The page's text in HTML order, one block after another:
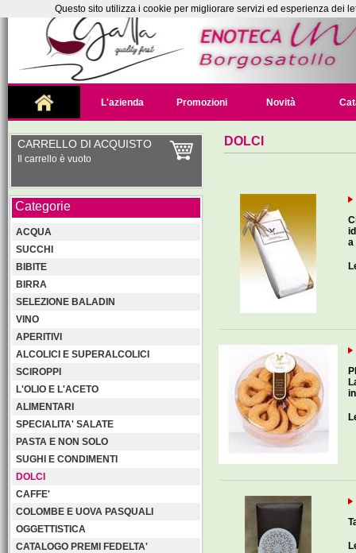
L'azienda Promozioni Novità
CARRELLO DI ACQUISTO
Il carrello è vuoto
Categorie
ACQUA
SUCCHI
BIBITE
BIRRA
SELEZIONE BALADIN
VINO
APERITIVI
ALCOLICI E SUPERALCOLICI
SCIROPPI
L'OLIO E L'ACETO
ALIMENTARI
SPECIALITA' SALATE
PASTA E NON SOLO
SUGHI E CONDIMENTI
DOLCI
CAFFE'
COLOMBE E UOVA PASQUALI
OGGETTISTICA
CATALOGO PREMI FEDELTA'
DOLCI
a
Questo sito utilizza i cookie per migliorare servizi ed esperienza dei